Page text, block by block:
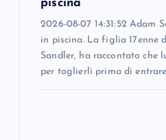
piscina
2026-08-07 14:31:52 Adam
in piscina. La figlia 17enne
Sandler, ha raccontato che
per toglierli prima di